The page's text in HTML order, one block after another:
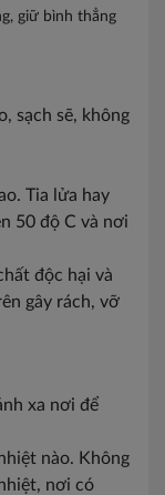
giữ bình thẳng
sạch sẽ, không
Tia lửa hay
50 độ C và nơi
độc hại và
gây rách, vỡ
xa nơi để
nào. Không
nơi có